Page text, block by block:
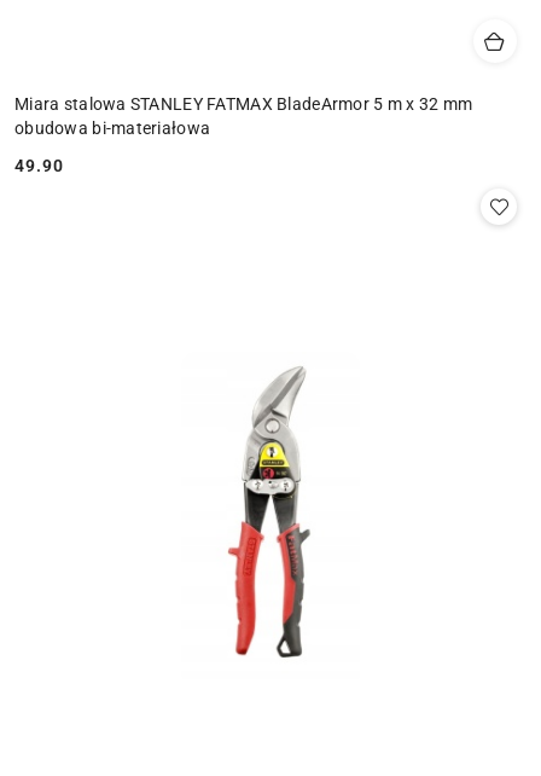
Miara stalowa STANLEY FATMAX BladeArmor 5 m x 32 mm
obudowa bi-materiałowa
Cena:
49.90